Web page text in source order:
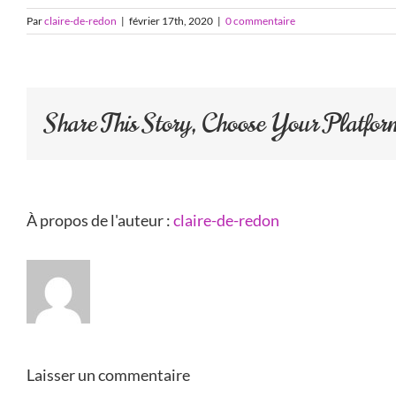
Parclaire-de-redon | février 17th, 2020 | 0 commentaire
Share This Story, Choose Your
À propos de l'auteur :claire-de-redon
Laisser un commentaire